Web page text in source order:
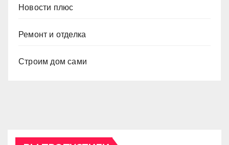
Новости плюс
Ремонт и отделка
Строим дом сами